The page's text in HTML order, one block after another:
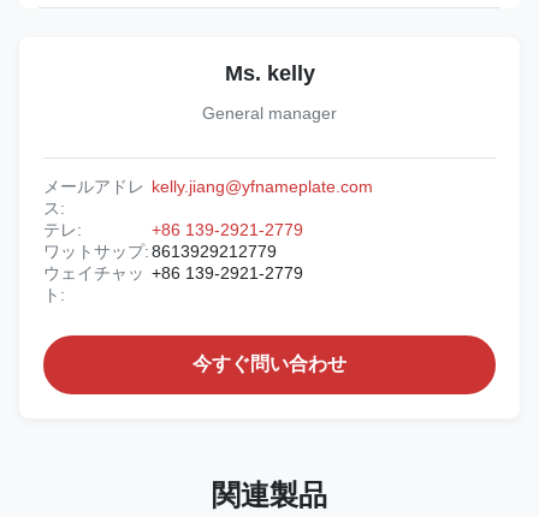
Ms. kelly
General manager
メールアドレ
ス:
kelly.jiang@yfnameplate.com
テレ:
+86 139-2921-2779
ワットサップ:8613929212779
ウェイチャッ
ト:
+86 139-2921-2779
今すぐ問い合わせ
関連製品